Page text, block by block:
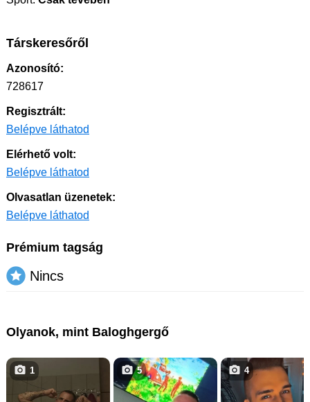
Társkeresőről
Azonosító:
728617
Regisztrált:
Belépve láthatod
Elérhető volt:
Belépve láthatod
Olvasatlan üzenetek:
Belépve láthatod
Prémium tagság
Nincs
Olyanok, mint Baloghgergő
1 5 4